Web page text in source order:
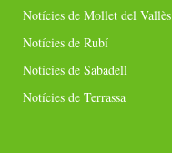
Notícies de Mollet del Vallès
Notícies de Rubí
Notícies de Sabadell
Notícies de Terrassa